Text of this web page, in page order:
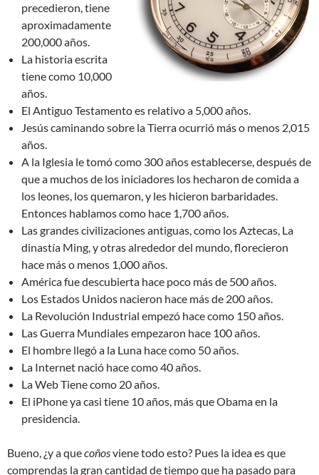
precedieron, tiene
aproximadamente
200,000 años.
La historia escrita
tiene como 10,000
años.
El Antiguo Testamento es relativo a 5,000 años.
Jesús caminando sobre la Tierra ocurrió más o menos 2,015
años.
A la Iglesia le tomó como 300 años establecerse, después de
que a muchos de los iniciadores los hecharon de comida a
los leones, los quemaron, y les hicieron barbaridades.
Entonces hablamos como hace 1,700 años.
Las grandes civilizaciones antiguas, como los Aztecas, La
dinastía Ming, y otras alrededor del mundo, florecieron
hace más o menos 1,000 años.
América fue descubierta hace poco más de 500 años.
Los Estados Unidos nacieron hace más de 200 años.
La Revolución Industrial empezó hace como 150 años.
Las Guerra Mundiales empezaron hace 100 años.
El hombre llegó a la Luna hace como 50 años.
La Internet nació hace como 40 años.
La Web Tiene como 20 años.
El iPhone ya casi tiene 10 años, más que Obama en la
presidencia.
Bueno, ¿y a quecoñosviene todo esto? Pues la idea es que
comprendas la gran cantidad de tiempo que ha pasado para